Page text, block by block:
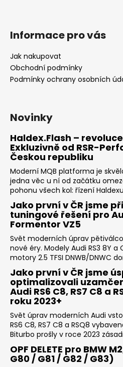
Informace pro vás
Jak nakupovat
Obchodní podmínky
Podmínky ochrany osobních
Novinky
Haldex.Flash –
Exkluzivně od RSR-
Českou republiku
Moderní MQB platforma je
jedna věc u ní od začátku
pohonu všech kol: řízení Haldexu
Jako první v ČR jsme
tuningové řešení pro
Formentor VZ5
Svět moderních úprav
nové éry. Modely Audi RS3 8Y a
motory 2.5 TFSI DNWB/DNWC
Jako první v ČR jsme
optimalizovali
Audi RS6 C8, RS7 C8 a
roku 2023+
Svět úprav moderních Audi
RS6 C8, RS7 C8 a RSQ8
Biturbo prošly v roce 2023
OPF DELETE pro BMW
G80 / G81 / G82 / G83)